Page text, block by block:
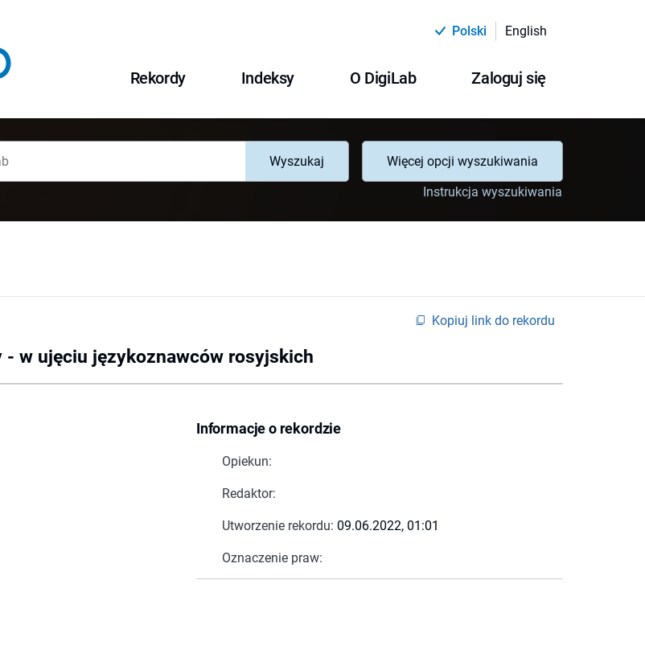
Polski English
Rekordy Indeksy O DigiLab Zaloguj się
Wyszukaj
Więcej opcji wyszukiwania
Instrukcja wyszukiwania
Kopiuj link do rekordu
- w ujęciu językoznawców rosyjskich
Informacje o rekordzie
Opiekun:
Redaktor:
Utworzenie rekordu: 09.06.2022, 01:01
Oznaczenie praw: